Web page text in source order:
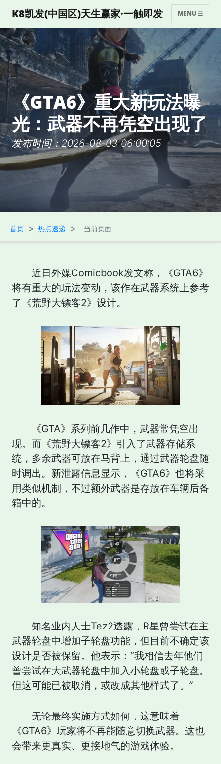
K8凯发(中国区)天生赢家·一触即发 MENU
《GTA6》重大新玩法曝
光：武器不再凭空出现了
发布时间：2026-08-03 06:00:05
首页 > 热点速递 > 当前页面
近日外媒Comicbook发文称，《GTA6》
将有重大的玩法变动，该作在武器系统上参考
了《荒野大镖客2》设计。
《GTA》系列前几作中，武器常凭空出
现。而《荒野大镖客2》引入了武器存储系
统，多余武器可放在马背上，通过武器轮盘随
时调出。新泄露信息显示，《GTA6》也将采
用类似机制，不过额外武器是存放在车辆后备
箱中的。
知名业内人士Tez2透露，R星曾尝试在主
武器轮盘中增加子轮盘功能，但目前不确定该
设计是否被保留。他表示：“我相信去年他们
曾尝试在大武器轮盘中加入小轮盘或子轮盘。
但这可能已被取消，或改成其他样式了。”
无论最终实施方式如何，这意味着
《GTA6》玩家将不再能随意切换武器。这也
会带来更真实、更接地气的游戏体验。